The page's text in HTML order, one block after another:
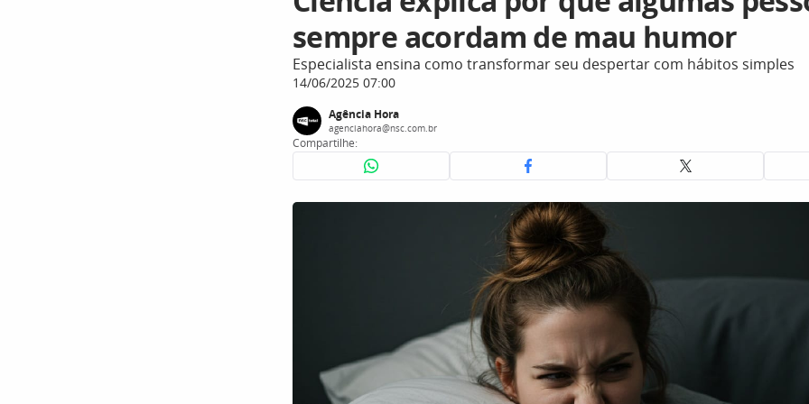
sempre acordam de mau humor
Especialista ensina como transformar seu despertar com hábitos simples
14/06/2025 07:00
Agência Hora
agenciahora@nsc.com.br
Compartilhe: